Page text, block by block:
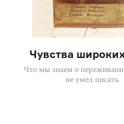
Чувства
Что мы знаем о
не умел писать